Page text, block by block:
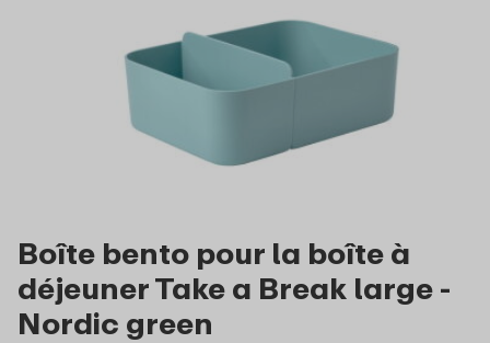
Boîte bento pour la boîte à
déjeuner Take a Break large -
Nordic green